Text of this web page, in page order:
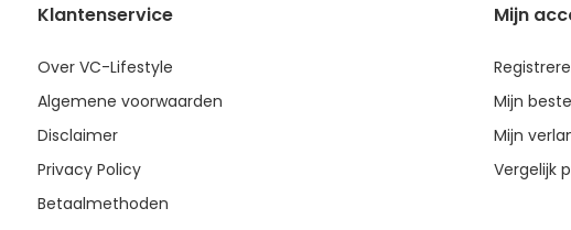
Klantenservice
Over VC-Lifestyle
Algemene voorwaarden
Disclaimer
Privacy Policy
Betaalmethoden
Mijn
Mijn
Mijn
Vergelijk